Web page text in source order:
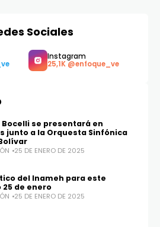
Sociales
Instagram
25,1K
Bocelli se presentará en
junto a la Orquesta Sinfónica
25 DE ENERO DE 2025
del Inameh para este
25 de enero
25 DE ENERO DE 2025